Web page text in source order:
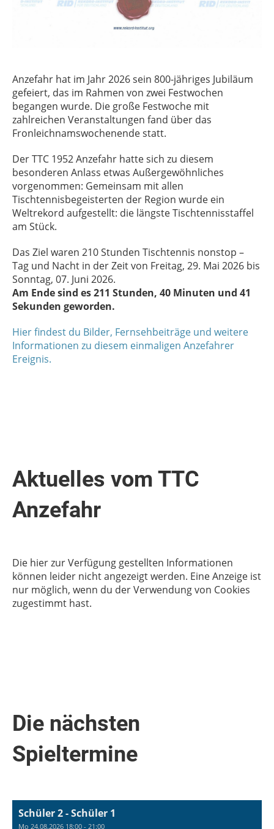
Anzefahr hat im Jahr 2026 sein 800-jähriges Jubiläum
gefeiert, das im Rahmen von zwei Festwochen
begangen wurde. Die große Festwoche mit
zahlreichen Veranstaltungen fand über das
Fronleichnamswochenende statt.
Der TTC 1952 Anzefahr hatte sich zu diesem
besonderen Anlass etwas Außergewöhnliches
vorgenommen: Gemeinsam mit allen
Tischtennisbegeisterten der Region wurde ein
Weltrekord aufgestellt: die längste Tischtennisstaffel
am Stück.
Das Ziel waren 210 Stunden Tischtennis nonstop –
Tag und Nacht in der Zeit von Freitag, 29. Mai 2026 bis
Sonntag, 07. Juni 2026.
Am Ende sind es 211 Stunden, 40 Minuten und 41
Sekunden geworden.
Hier findest du Bilder, Fernsehbeiträge und weitere
Informationen zu diesem einmaligen Anzefahrer
Ereignis.
Aktuelles vom TTC
Anzefahr
Die hier zur Verfügung gestellten Informationen
können leider nicht angezeigt werden. Eine Anzeige ist
nur möglich, wenn du der Verwendung von Cookies
zugestimmt hast.
Die nächsten
Spieltermine
Schüler 2 - Schüler 1
Mo 24.08.2026 18:00 - 21:00